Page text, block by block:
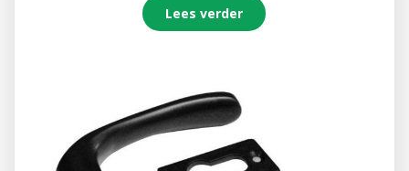
Lees verder